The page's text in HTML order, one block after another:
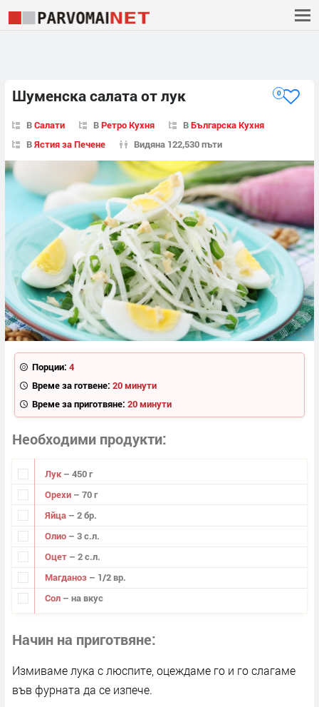
Шуменска салата от лук 0
ВСалати ВРетро Кухня ВБългарска Кухня
ВЯстия за Печене Видяна 122,530 пъти
Порции: 4
Време за готвене: 20 минути
Време за приготвяне: 20 минути
Необходими продукти
Лук – 450 г
Орехи – 70 г
Яйца – 2 бр.
Олио – 3 с.л.
Оцет – 2 с.л.
Магданоз – 1/2 вр.
Сол – на вкус
Начин на приготвяне
Измиваме лука с люспите, оцеждаме го и го слагаме
във фурната да се изпече.